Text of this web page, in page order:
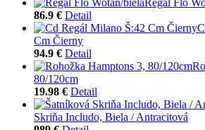
86.9 € Detail
Cm Čierny
94.9 € Detail
80/120cm
19.98 € Detail
Skriňa Includo, Biela / Antracitová